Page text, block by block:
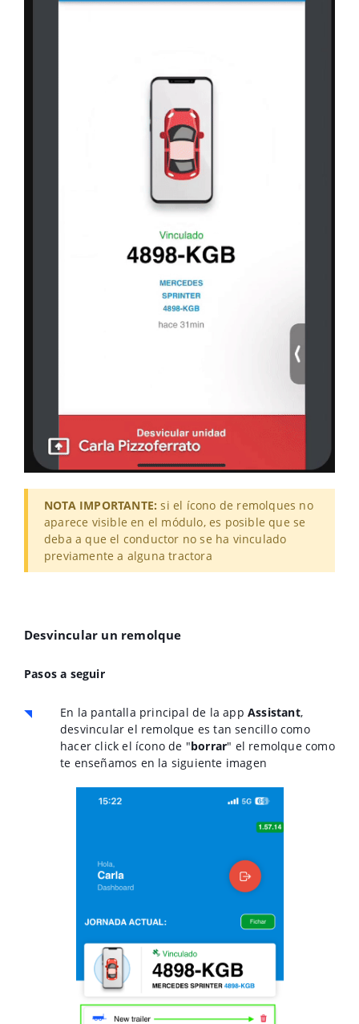
NOTA IMPORTANTE: si el ícono de remolques no
aparece visible en el módulo, es posible que se
deba a que el conductor no se ha vinculado
previamente a alguna tractora
Desvincular un remolque
Pasos a seguir
En la pantalla principal de la app Assistant,
desvincular el remolque es tan sencillo como
hacer click el ícono de "borrar" el remolque como
te enseñamos en la siguiente imagen